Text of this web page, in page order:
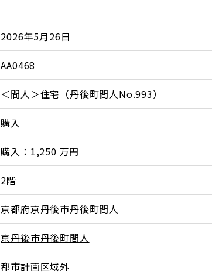
2026年5月26日
AA0468
＜間人＞住宅（丹後町間人No.993）
購入
購入：1,250 万円
2階
京都府京丹後市丹後町間人
京丹後市丹後町間人
都市計画区域外